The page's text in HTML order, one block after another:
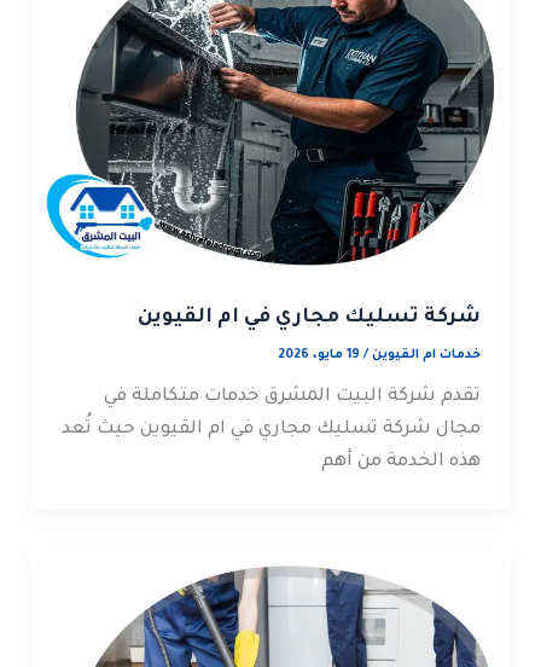
شركة تسليك مجاري في ام القيوين
خدمات ام القيوين/ 19 مايو، 2026
تقدم شركة البيت المشرق خدمات متكاملة في
مجال شركة تسليك مجاري في ام القيوين حيث تُعد
هذه الخدمة من أهم